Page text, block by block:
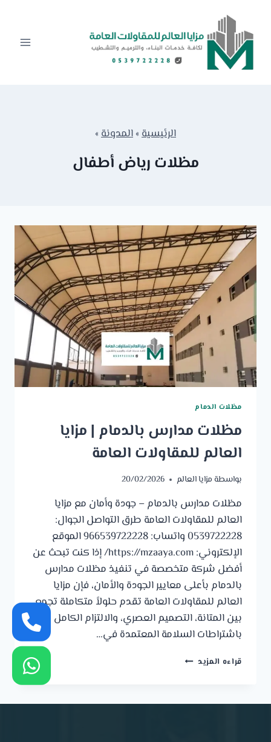
المحتوى
الرئيسية»المدونة»
مظلات رياض أطفال
مظلات الدمام
مظلات مدارس بالدمام | مزايا
العالم للمقاولات العامة
بواسطة مزايا العالم 20/02/2026
مظلات مدارس بالدمام – جودة وأمان مع مزايا
العالم للمقاولات العامة طرق التواصل الجوال:
0539722228 واتساب: 966539722228 الموقع
الإلكتروني: https://mzaaya.com/ إذا كنت تبحث عن
أفضل شركة متخصصة في تنفيذ مظلات مدارس
بالدمام بأعلى معايير الجودة والأمان، فإن مزايا
العالم للمقاولات العامة تقدم حلولاً متكاملة تجمع
بين المتانة، التصميم العصري، والالتزام الكامل
باشتراطات السلامة المعتمدة في…
قراءه المزيد مظلات